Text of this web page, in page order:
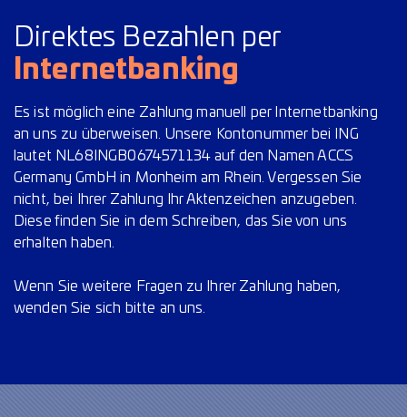
Direktes Bezahlen per
Internetbanking
Es ist möglich eine Zahlung manuell per Internetbanking
an uns zu überweisen. Unsere Kontonummer bei ING
lautet NL68INGB0674571134 auf den Namen ACCS
Germany GmbH in Monheim am Rhein. Vergessen Sie
nicht, bei Ihrer Zahlung Ihr Aktenzeichen anzugeben.
Diese finden Sie in dem Schreiben, das Sie von uns
erhalten haben.
Wenn Sie weitere Fragen zu Ihrer Zahlung haben,
wenden Sie sich bitte an uns.